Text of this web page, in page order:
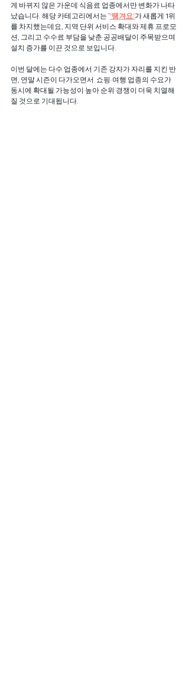
게 바뀌지 않은 가운데 식음료 업종에서만 변화가 나타
났습니다. 해당 카테고리에서는 ‘‘땡겨요’가 새롭게 1위
를 차지했는데요, 지역 단위 서비스 확대와 제휴 프로모
션, 그리고 수수료 부담을 낮춘 공공배달이 주목받으며
설치 증가를 이끈 것으로 보입니다.
이번 달에는 다수 업종에서 기존 강자가 자리를 지킨 반
면, 연말 시즌이 다가오면서  쇼핑·여행 업종의 수요가
동시에 확대될 가능성이 높아 순위 경쟁이 더욱 치열해
질 것으로 기대됩니다.